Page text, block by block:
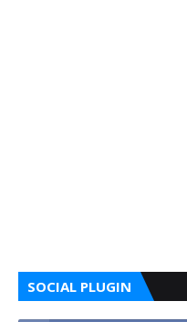
SOCIAL PLUGIN